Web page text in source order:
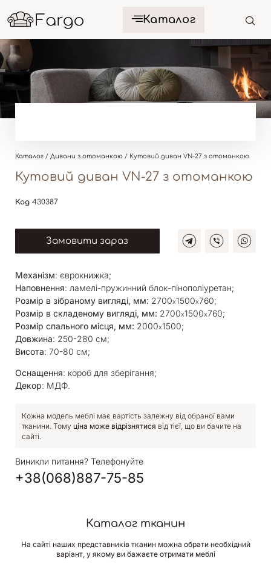
Каталог
Каталог / Дивани з отоманкою / Кутовий диван VN-27 з отоманкою
Кутовий диван VN-27 з отоманкою
Код 430387
Замовити зараз
Механізм: єврокнижка;
Наповнення: ламелі-пружинний блок-пінополіуретан;
Розмір в зібраному вигляді, мм: 2700х1500х760;
Розмір в складеному вигляді, мм: 2700х1500х760;
Розмір спального місця, мм: 2000х1500;
Довжина: 250-280 см;
Висота: 70-80 см;
Оснащення: короб для зберігання;
Декор: МДФ.
Кожна модель меблі має вартість залежну від обраної вами
тканини. Тому ціна може відрізнятися від тієї, що ви бачите на
сайті.
Виникли питання? Телефонуйте
+38(068)887-75-85
Каталог тканин
На сайті наших представників тканин можна обрати необхідний
варіант, у якому ви бажаєте отримати меблі